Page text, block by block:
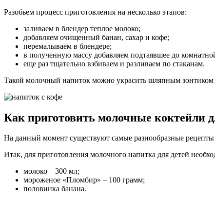
Разобьем процесс приготовления на несколько этапов:
заливаем в блендер теплое молоко;
добавляем очищенный банан, сахар и кофе;
перемалываем в блендере;
в полученную массу добавляем подтаявшее до
еще раз тщательно взбиваем и разливаем по стаканам.
Такой молочный напиток можно украсить шляпным
Как приготовить молочные коктейли
На данный момент существуют самые разнообразные
Итак, для приготовления молочного напитка для детей
молоко – 300 мл;
мороженое «Пломбир» – 100 грамм;
половинка банана.